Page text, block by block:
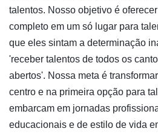
talentos. Nosso objetivo é
completo em um só lugar para
que eles sintam a determinação
'receber talentos de todos os
abertos'. Nossa meta é
centro e na primeira opção para
embarcam em jornadas
educacionais e de estilo de vida